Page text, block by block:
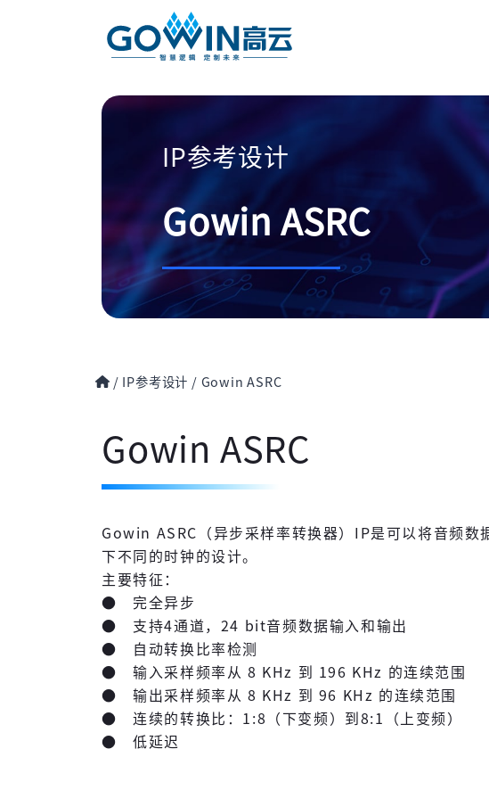
IP参考设计
Gowin ASRC
/ IP参考设计 / Gowin ASRC
Gowin ASRC
Gowin ASRC（异步采样率转换器）IP是可以将音频
下不同的时钟的设计。
主要特征：
● 完全异步
● 支持4通道，24 bit音频数据输入和输出
● 自动转换比率检测
● 输入采样频率从 8 KHz 到 196 KHz 的连续范围
● 输出采样频率从 8 KHz 到 96 KHz 的连续范围
● 连续的转换比：1:8（下变频）到8:1（上变频）
● 低延迟